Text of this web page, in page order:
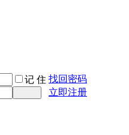
记 住 找回密码
立即注册